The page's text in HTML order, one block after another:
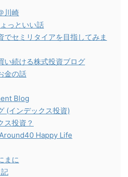
川崎
っといい話
でセミリタイアを目指してみま
い続ける株式投資ブログ
金の話
Blog
(インデックス投資)
ス投資？
Happy Life
まに